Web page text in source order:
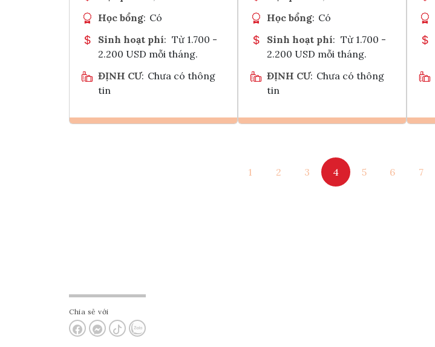
Học bổng: Có
Sinh hoạt phí: Từ 1.700 -
2.200 USD mỗi tháng.
ĐỊNH CƯ: Chưa có thông
tin
Học bổng: Có
Sinh hoạt phí: Từ 1.700 -
2.200 USD mỗi tháng.
ĐỊNH CƯ: Chưa có thông
tin
Tham vấn Interlink
1 2 3 4 5 6 7
Chia sẻ với